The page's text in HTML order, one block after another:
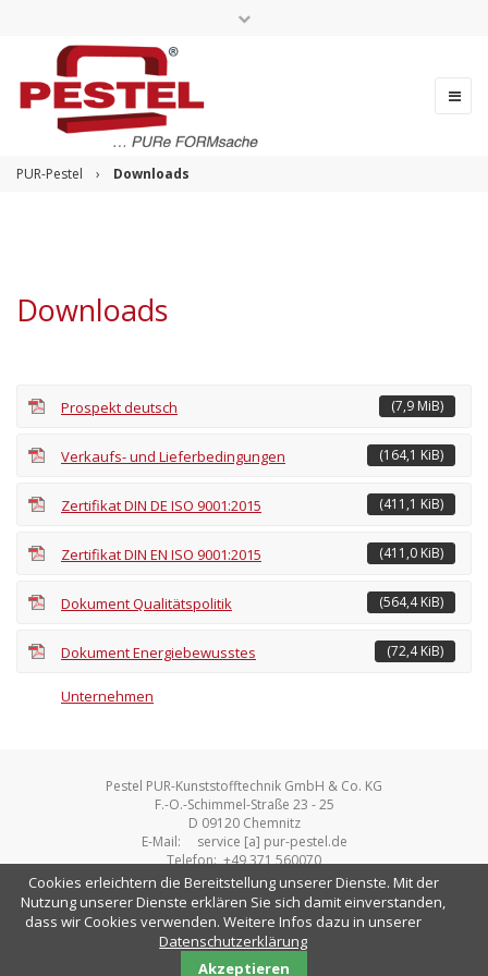
PUR-Pestel › Downloads
Downloads
Prospekt deutsch (7,9 MiB)
Verkaufs- und Lieferbedingungen (164,1 KiB)
Zertifikat DIN DE ISO 9001:2015 (411,1 KiB)
Zertifikat DIN EN ISO 9001:2015 (411,0 KiB)
Dokument Qualitätspolitik (564,4 KiB)
Dokument Energiebewusstes
Unternehmen
(72,4 KiB)
Pestel PUR-Kunststofftechnik GmbH & Co. KG
F.-O.-Schimmel-Straße 23 - 25
D 09120 Chemnitz
E-Mail: service [a] pur-pestel.de
Telefon: +49 371 560070
Fax: +49 371 5600714
Copyright © 2018 Pestel |Impressum|
Datenschutzerklärung|Downloads
Cookies erleichtern die Bereitstellung unserer Dienste. Mit der
Nutzung unserer Dienste erklären Sie sich damit einverstanden,
dass wir Cookies verwenden. Weitere Infos dazu in unserer
Datenschutzerklärung
Akzeptieren